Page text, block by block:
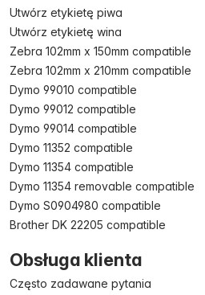
Utwórz etykietę piwa
Utwórz etykietę wina
Zebra 102mm x 150mm compatible
Zebra 102mm x 210mm compatible
Dymo 99010 compatible
Dymo 99012 compatible
Dymo 99014 compatible
Dymo 11352 compatible
Dymo 11354 compatible
Dymo 11354 removable compatible
Dymo S0904980 compatible
Brother DK 22205 compatible
Obsługa klienta
Często zadawane pytania